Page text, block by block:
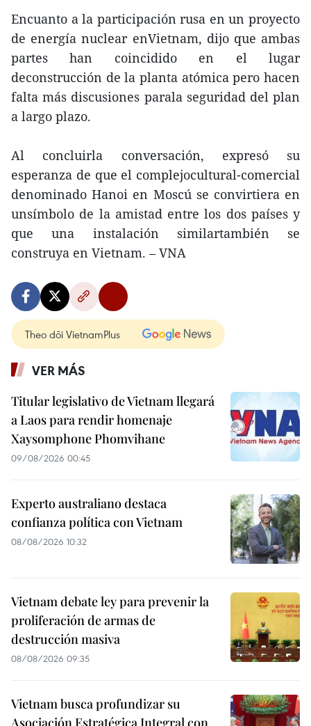
Encuanto a la participación rusa en un proyecto
de energía nuclear enVietnam, dijo que ambas
partes han coincidido en el lugar
deconstrucción de la planta atómica pero hacen
falta más discusiones parala seguridad del plan
a largo plazo.
Al concluirla conversación, expresó su
esperanza de que el complejocultural-comercial
denominado Hanoi en Moscú se convirtiera en
unsímbolo de la amistad entre los dos países y
que una instalación similartambién se
construya en Vietnam. – VNA
Theo dõi VietnamPlus
VER MÁS
Titular legislativo de Vietnam llegará
a Laos para rendir homenaje
Xaysomphone Phomvihane
09/08/2026 00:45
Experto australiano destaca
confianza política con Vietnam
08/08/2026 10:32
Vietnam debate ley para prevenir la
proliferación de armas de
destrucción masiva
08/08/2026 09:35
Vietnam busca profundizar su
Asociación Estratégica Integral con